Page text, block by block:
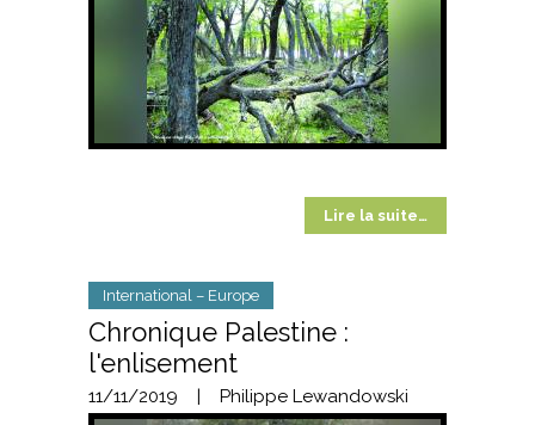
Lire la suite…
International – Europe
Chronique Palestine :
l'enlisement
11/11/2019 | Philippe Lewandowski